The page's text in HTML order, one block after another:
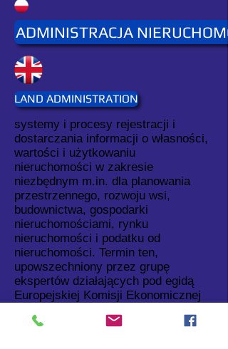
ADMINISTRACJA
LAND ADMINISTRATION
systemy i procesy rejestracji i
dostarczania informacji o własności,
wartości i użytkowaniu
nieruchomości w zakresie
niezbędnym m.in. dla planowania
przestrzennego, rozwoju wsi,
budownictwa, gospodarki
nieruchomościami, rynku
nieruchomości i podatku od
nieruchomości. Termin ten,
upowszechniony przez grupę
ekspertów działających pod egidą
Europejskiej Komisji Ekonomicznej
bezpośrednio z pojęciami katastru